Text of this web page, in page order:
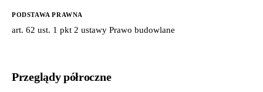
PODSTAWA PRAWNA
art. 62 ust. 1 pkt 2 ustawy Prawo budowlane
Przeglądy półroczne